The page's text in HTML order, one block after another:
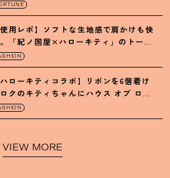
使用レポ】ソフトな生地感で肩かけも快
「紀ノ国屋×ハローキティ」のトート
シガシ使えて最高です
ハローキティコラボ】リボンを6個着け
クのキティちゃんにハウス オブ ロー
限定パケも
VIEW MORE